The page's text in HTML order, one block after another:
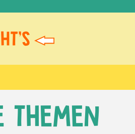
THEMEN